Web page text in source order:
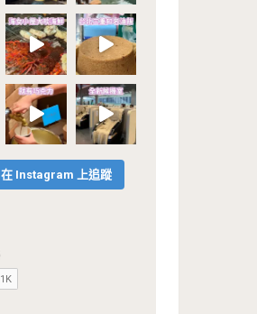
在 Instagram 上追蹤